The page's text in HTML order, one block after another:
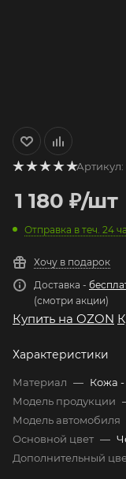
Артикул:
1 180 ₽/шт
Отправка в теч. 24
Хочу в подарок
Доставка -
(смотри акции)
Купить на OZON
Характеристики
Материал — Кожа
Модель продукции
Модель автомобиля
Основной цвет —
Дополнительный